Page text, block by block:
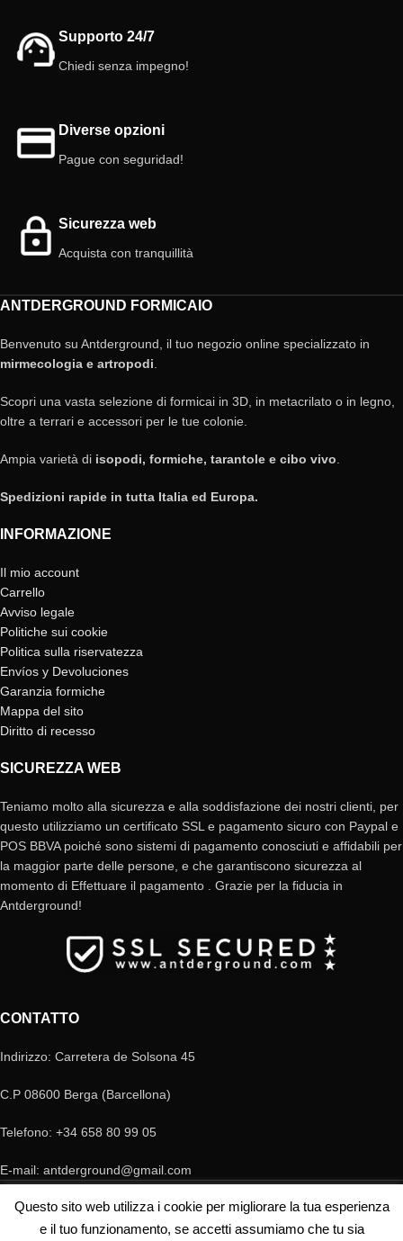
Supporto 24/7
Chiedi senza impegno!
Diverse opzioni
Pague con seguridad!
Sicurezza web
Acquista con tranquillità
ANTDERGROUND FORMICAIO
Benvenuto su Antderground, il tuo negozio online specializzato in
mirmecologia e artropodi
Scopri una vasta selezione di formicai in 3D, in metacrilato o in legno,
oltre a terrari e accessori per le tue colonie.
Ampia varietà di isopodi, formiche, tarantole e cibo vivo
Spedizioni rapide in tutta Italia ed Europa.
INFORMAZIONE
Il mio account
Carrello
Avviso legale
Politiche sui cookie
Politica sulla riservatezza
Envíos y Devoluciones
Garanzia formiche
Mappa del sito
Diritto di recesso
SICUREZZA WEB
Teniamo molto alla sicurezza e alla soddisfazione dei nostri clienti, per
questo utilizziamo un certificato SSL e pagamento sicuro con Paypal e
POS BBVA poiché sono sistemi di pagamento conosciuti e affidabili per
la maggior parte delle persone, e che garantiscono sicurezza al
momento di Effettuare il pagamento . Grazie per la fiducia in
Antderground!
CONTATTO
Indirizzo: Carretera de Solsona 45
C.P 08600 Berga (Barcellona)
Telefono: +34 658 80 99 05
E-mail: antderground@gmail.com
Questo sito web utilizza i cookie per migliorare la tua esperienza
e il tuo funzionamento, se accetti assumiamo che tu sia